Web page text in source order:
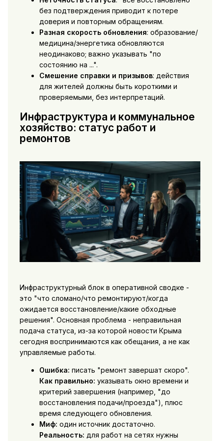
без подтверждения приводит к потере
доверия и повторным обращениям.
Разная скорость обновления: образование/
медицина/энергетика обновляются
неодинаково; важно указывать "по
состоянию на ...".
Смешение справки и призывов: действия
для жителей должны быть короткими и
проверяемыми, без интерпретаций.
Инфраструктура и коммунальное
хозяйство: статус работ и
ремонтов
Инфраструктурный блок в оперативной сводке -
это "что сломано/что ремонтируют/когда
ожидается восстановление/какие обходные
решения". Основная проблема - неправильная
подача статуса, из-за которой новости Крыма
сегодня воспринимаются как обещания, а не как
управляемые работы.
Ошибка: писать "ремонт завершат скоро".
Как правильно: указывать окно времени и
критерий завершения (например, "до
восстановления подачи/проезда"), плюс
время следующего обновления.
Миф: один источник достаточно.
Реальность: для работ на сетях нужны